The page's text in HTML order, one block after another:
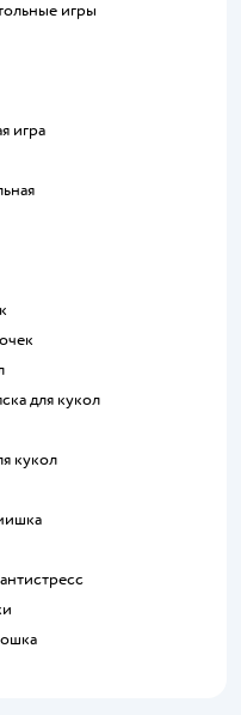
игры
игра
для кукол
кукол